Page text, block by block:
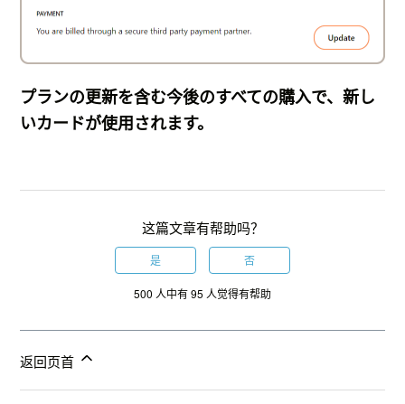
プランの更新を含む今後のすべての購入で、新し
いカードが使用されます。
这篇文章有帮助吗？
是 否
500 人中有 95 人觉得有帮助
返回页首